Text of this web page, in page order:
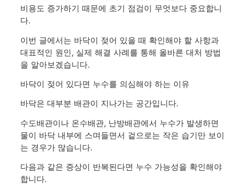
비용도 증가하기 때문에 초기 점검이 무엇보다 중요합니
다.
이번 글에서는 바닥이 젖어 있을 때 확인해야 할 사항과
대표적인 원인, 실제 해결 사례를 통해 올바른 대처 방법
을 알아보겠습니다.
바닥이 젖어 있다면 누수를 의심해야 하는 이유
바닥은 대부분 배관이 지나가는 공간입니다.
수도배관이나 온수배관, 난방배관에서 누수가 발생하면
물이 바닥 내부에 스며들면서 겉으로는 작은 습기만 보이
는 경우가 많습니다.
다음과 같은 증상이 반복된다면 누수 가능성을 확인해야
합니다.